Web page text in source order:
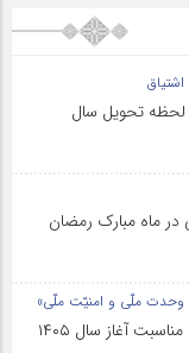
لحظه تحویل سال
ماه مبارک رمضان
وحدت ملّی و امنیّت ملّی»
آغاز سال ۱۴۰۵